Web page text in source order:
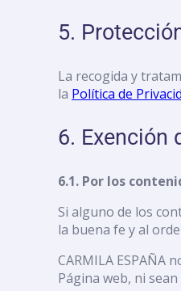
5.
La recogida y
la Política de
6. Exención
6.1. Por los
Si alguno de los
la buena fe y al
CARMILA ESPAÑA
Página web, ni